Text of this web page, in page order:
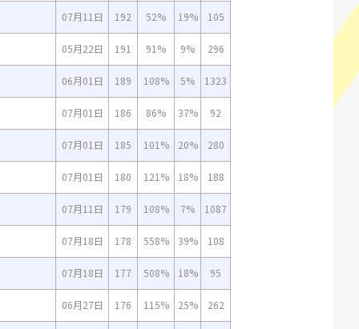
07月11日 192 52% 19% 105
05月22日 191 91% 9% 296
06月01日 189 108% 5% 1323
07月01日 186 86% 37% 92
07月01日 185 101% 20% 280
07月01日 180 121% 18% 188
07月11日 179 108% 7% 1087
07月18日 178 558% 39% 108
07月18日 177 508% 18% 95
06月27日 176 115% 25% 262